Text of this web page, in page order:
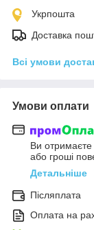
Укрпошта
Доставка
Всі умови
Умови оплати
Ви
або гроші
Детальніше
Післяплата
Оплата на